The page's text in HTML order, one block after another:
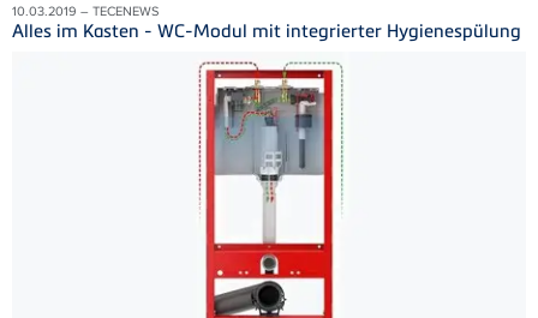
10.03.2019 – TECENEWS
Alles im Kasten - WC-Modul mit integrierter Hygienespülung